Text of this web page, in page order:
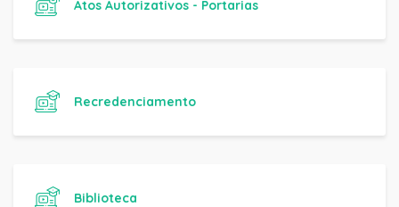
Atos Autorizativos - Portarias
Recredenciamento
Biblioteca